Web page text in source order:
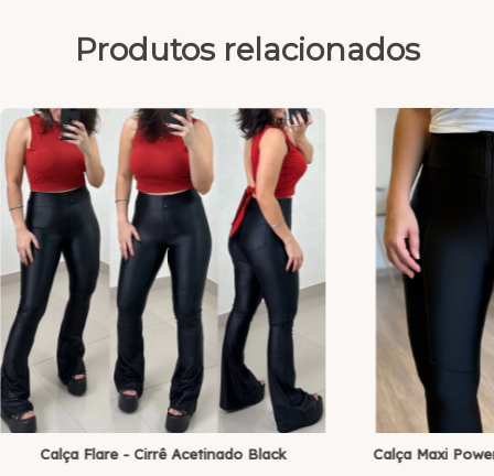
Produtos relacionados
Calça Flare - Cirrê Acetinado Black Calça Maxi